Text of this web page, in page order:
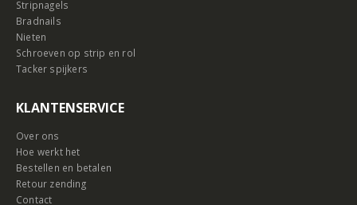
Stripnagels
Bradnails
Nieten
Schroeven op strip en rol
Tacker spijkers
KLANTENSERVICE
Over ons
Hoe werkt het
Bestellen en betalen
Retour zending
Contact